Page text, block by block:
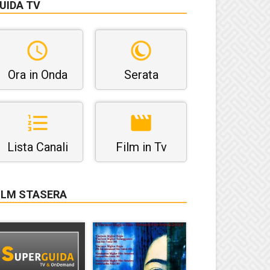
TV
Ora in Onda Serata
Lista Canali Film in Tv
STASERA